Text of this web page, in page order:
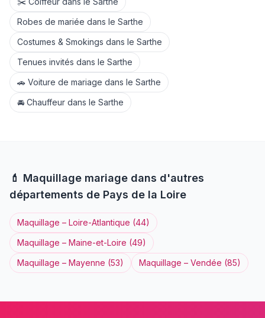
Robes de mariée dans le Sarthe
Costumes & Smokings dans le Sarthe
Tenues invités dans le Sarthe
🚗 Voiture de mariage dans le Sarthe
🚘 Chauffeur dans le Sarthe
💄 Maquillage mariage dans d'autres
départements de Pays de la Loire
Maquillage – Loire-Atlantique (44)
Maquillage – Maine-et-Loire (49)
Maquillage – Mayenne (53) Maquillage – Vendée (85)